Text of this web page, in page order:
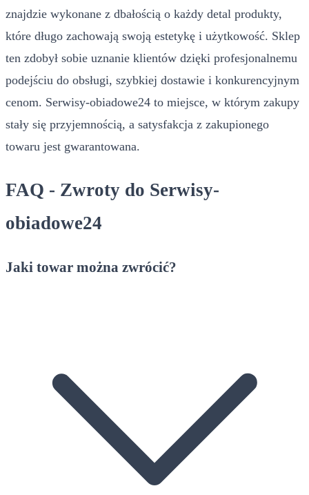
znajdzie wykonane z dbałością o każdy detal produkty,
które długo zachowają swoją estetykę i użytkowość. Sklep
ten zdobył sobie uznanie klientów dzięki profesjonalnemu
podejściu do obsługi, szybkiej dostawie i konkurencyjnym
cenom. Serwisy-obiadowe24 to miejsce, w którym zakupy
stały się przyjemnością, a satysfakcja z zakupionego
towaru jest gwarantowana.
FAQ - Zwroty do Serwisy-
obiadowe24
Jaki towar można zwrócić?